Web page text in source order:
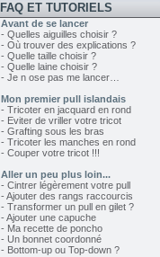
FAQ ET TUTORIELS
Avant de se lancer
- Quelles aiguilles choisir ?
- Où trouver des explications ?
- Quelle taille choisir ?
- Quelle laine choisir ?
- Je n ose pas me lancer…
Mon premier pull islandais
- Tricoter en jacquard en rond
- Eviter de vriller votre tricot
- Grafting sous les bras
- Tricoter les manches en rond
- Couper votre tricot !!!
Aller un peu plus loin...
- Cintrer légèrement votre pull
- Ajouter des rangs raccourcis
- Transformer un pull en gilet ?
- Ajouter une capuche
- Ma recette de poncho
- Un bonnet coordonné
- Bottom-up ou Top-down ?